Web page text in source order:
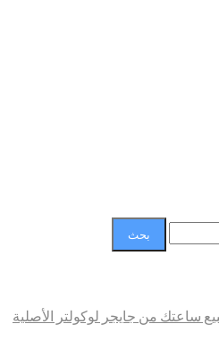
ساعتك من جايجر لوكولتر الأصلية